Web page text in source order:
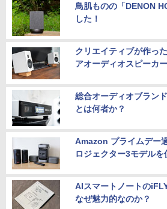
鳥肌ものの「DENON
した！
クリエイティブが作っ
アオーディオスピーカ
総合オーディオブラン
とは何者か？
Amazon プライムデー
ロジェクター3モデルを
AIスマートノートの
なぜ魅力的なのか？